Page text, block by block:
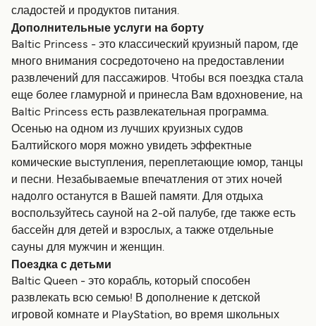
сладостей и продуктов питания.
Дополнительные услуги на борту
Baltic Princess - это классический круизный паром, где
много внимания сосредоточено на предоставлении
развлечений для пассажиров. Чтобы вся поездка стала
еще более гламурной и принесла Вам вдохновение, на
Baltic Princess есть развлекательная программа.
Осенью на одном из лучших круизных судов
Балтийского моря можно увидеть эффектные
комические выступления, переплетающие юмор, танцы
и песни. Незабываемые впечатления от этих ночей
надолго останутся в Вашей памяти. Для отдыха
воспользуйтесь сауной на 2-ой палубе, где также есть
бассейн для детей и взрослых, а также отдельные
сауны для мужчин и женщин.
Поездка с детьми
Baltic Queen - это корабль, который способен
развлекать всю семью! В дополнение к детской
игровой комнате и PlayStation, во время школьных